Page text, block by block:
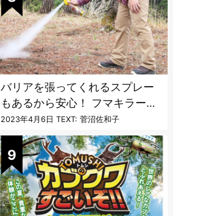
バリアを張ってくれるスプレー
もあるから安心！ フマキラーに
聞く「最強の虫撃退グッズ
vol.4」【キャンプサイトで使う
虫よけ】
2023年4月6日 TEXT: 菅沼佐和子